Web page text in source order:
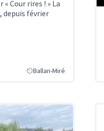
Cour rires ! » La
depuis février
Ballan-Miré